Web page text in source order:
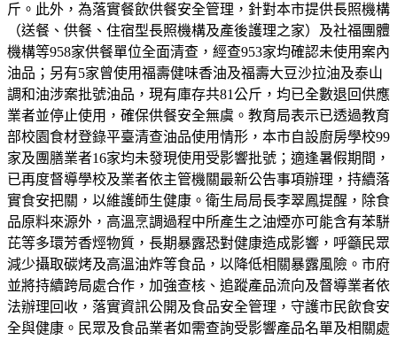
斤。此外，為落實餐飲供餐安全管理，針對本市提供長照機構
（送餐、供餐、住宿型長照機構及產後護理之家）及社福團體
機構等958家供餐單位全面清查，經查953家均確認未使用案內
油品；另有5家曾使用福壽健味香油及福壽大豆沙拉油及泰山
調和油涉案批號油品，現有庫存共81公斤，均已全數退回供應
業者並停止使用，確保供餐安全無虞。教育局表示已透過教育
部校園食材登錄平臺清查油品使用情形，本市自設廚房學校99
家及團膳業者16家均未發現使用受影響批號；適逢暑假期間，
已再度督導學校及業者依主管機關最新公告事項辦理，持續落
實食安把關，以維護師生健康。衛生局局長李翠鳳提醒，除食
品原料來源外，高溫烹調過程中所產生之油煙亦可能含有苯駢
芘等多環芳香烴物質，長期暴露恐對健康造成影響，呼籲民眾
減少攝取碳烤及高溫油炸等食品，以降低相關暴露風險。市府
並將持續跨局處合作，加強查核、追蹤產品流向及督導業者依
法辦理回收，落實資訊公開及食品安全管理，守護市民飲食安
全與健康。民眾及食品業者如需查詢受影響產品名單及相關處